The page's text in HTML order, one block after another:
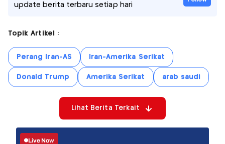
update berita terbaru setiap hari
Topik Artikel :
Perang Iran-AS Iran-Amerika Serikat
Donald Trump Amerika Serikat arab saudi
Lihat Berita Terkait
Live Now